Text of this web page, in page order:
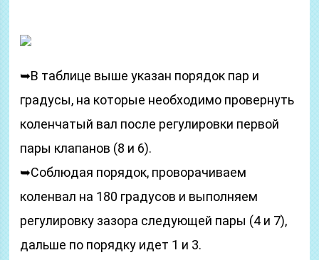
➥В таблице выше указан порядок пар и
градусы, на которые необходимо провернуть
коленчатый вал после регулировки первой
пары клапанов (8 и 6).
➥Соблюдая порядок, проворачиваем
коленвал на 180 градусов и выполняем
регулировку зазора следующей пары (4 и 7),
дальше по порядку идет 1 и 3.